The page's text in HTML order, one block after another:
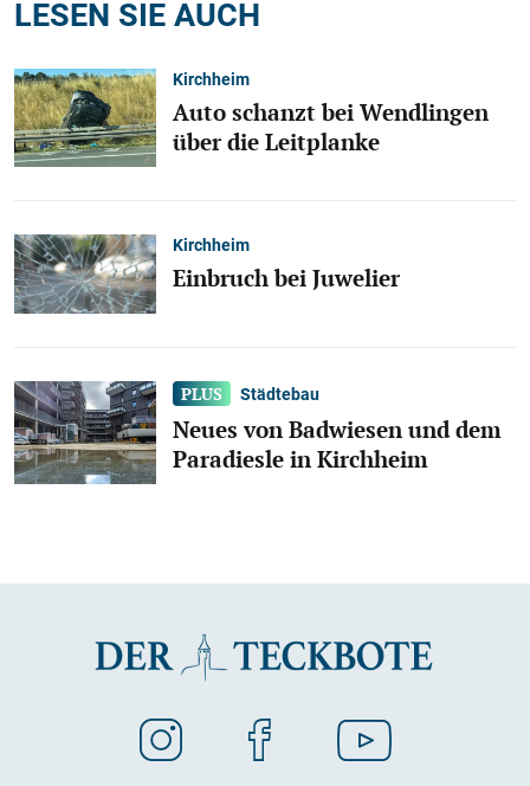
LESEN SIE AUCH
Kirchheim
Auto schanzt bei Wendlingen
über die Leitplanke
Kirchheim
Einbruch bei Juwelier
Städtebau
Neues von Badwiesen und dem
Paradiesle in Kirchheim